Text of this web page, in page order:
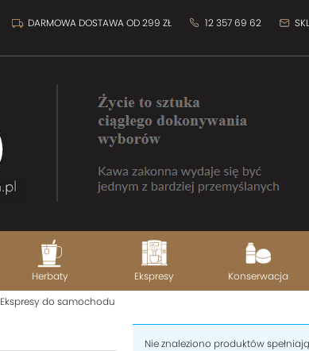
DARMOWA DOSTAWA OD 299 ZŁ 12 357 69 62
Herbaty Ekspresy Konserwacja
Ekspresy do samochodu
Nie znaleziono produktów